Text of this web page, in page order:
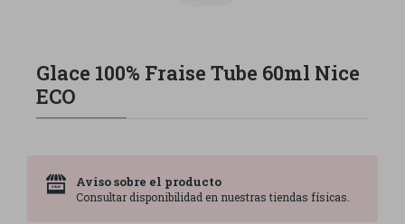
Glace 100% Fraise Tube 60ml Nice
ECO
Aviso sobre el producto
Consultar disponibilidad en nuestras tiendas físicas.